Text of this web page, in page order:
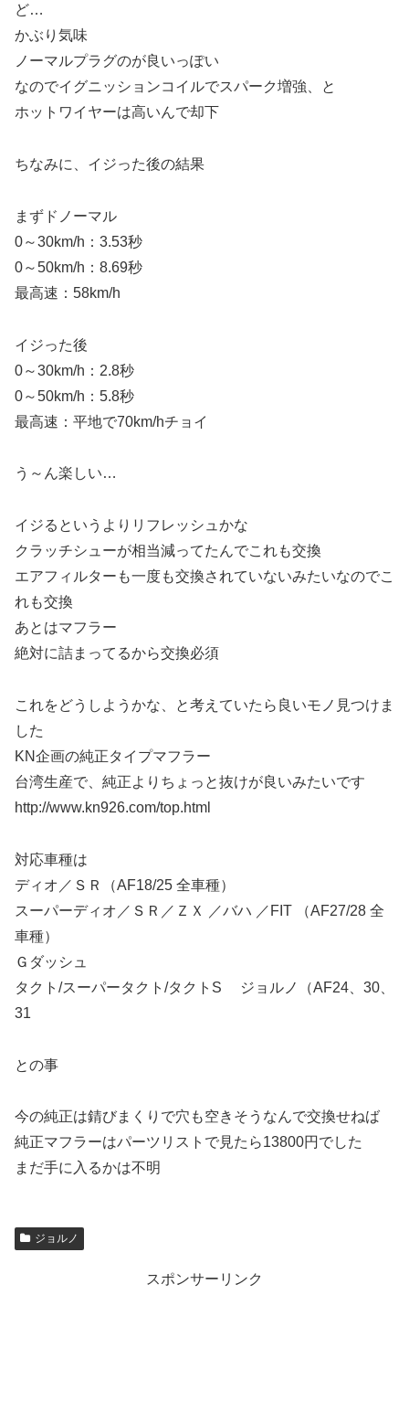
ど…
かぶり気味
ノーマルプラグのが良いっぽい
なのでイグニッションコイルでスパーク増強、と
ホットワイヤーは高いんで却下
ちなみに、イジった後の結果
まずドノーマル
0～30km/h：3.53秒
0～50km/h：8.69秒
最高速：58km/h
イジった後
0～30km/h：2.8秒
0～50km/h：5.8秒
最高速：平地で70km/hチョイ
う～ん楽しい…
イジるというよりリフレッシュかな
クラッチシューが相当減ってたんでこれも交換
エアフィルターも一度も交換されていないみたいなのでこ
れも交換
あとはマフラー
絶対に詰まってるから交換必須
これをどうしようかな、と考えていたら良いモノ見つけま
した
KN企画の純正タイプマフラー
台湾生産で、純正よりちょっと抜けが良いみたいです
http://www.kn926.com/top.html
対応車種は
ディオ／ＳＲ（AF18/25 全車種）
スーパーディオ／ＳＲ／ＺＸ ／バハ ／FIT （AF27/28 全
車種）
Ｇダッシュ
タクト/スーパータクト/タクトS ジョルノ（AF24、30、
31
との事
今の純正は錆びまくりで穴も空きそうなんで交換せねば
純正マフラーはパーツリストで見たら13800円でした
まだ手に入るかは不明
ジョルノ
スポンサーリンク